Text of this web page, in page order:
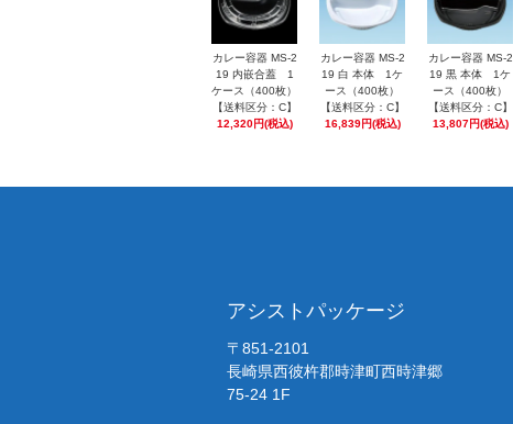
カレー容器 MS-2
19 内嵌合蓋 1
ケース（400枚）
【送料区分：C】
12,320円(税込)
カレー容器 MS-2
19 白 本体 1ケ
ース（400枚）
【送料区分：C】
16,839円(税込)
カレー容器 MS-2
19 黒 本体 1ケ
ース（400枚）
【送料区分：C】
13,807円(税込)
アシストパッケージ
〒851-2101
長崎県西彼杵郡時津町西時津郷
75-24 1F